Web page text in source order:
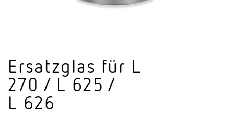
Ersatzglas für L
270 / L 625 /
L 626